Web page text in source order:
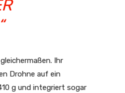
Ihr
Drohne auf ein
g und integriert sogar